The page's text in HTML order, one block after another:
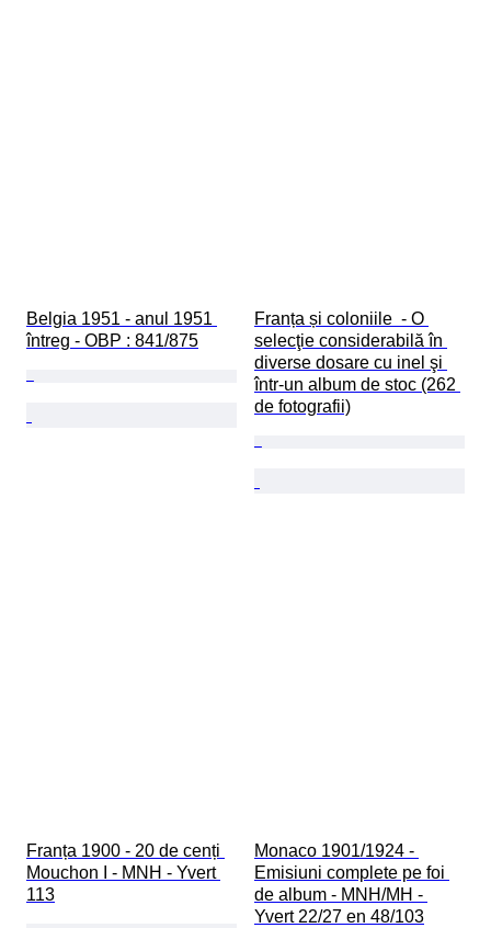
Belgia 1951 - anul 1951
întreg - OBP : 841/875
Franța și coloniile  - O
selecţie considerabilă în
diverse dosare cu inel şi
într-un album de stoc (262
de fotografii)
Franța 1900 - 20 de cenți
Mouchon I - MNH - Yvert
113
Monaco 1901/1924 -
Emisiuni complete pe foi
de album - MNH/MH -
Yvert 22/27 en 48/103